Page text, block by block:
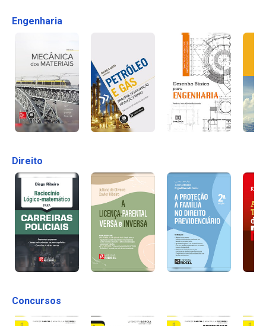
Engenharia
Direito
Concursos